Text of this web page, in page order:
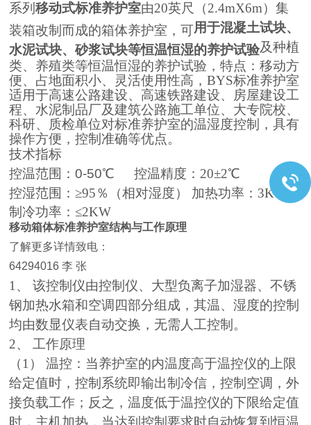
系列移动式标准养护室由20英尺（2.4mX6m）集
装箱改制而成的箱体养护室，可用于混凝土试块、
水泥试块、砂浆试块等恒温恒湿的养护试验及种植
类、养殖类等恒温恒湿的养护试验，特点：移动方
便、占地面积小、灵活使用性高，BYS标准养护室
适用于高速公路建设、高速铁路建设、房屋建设工
程、水泥制品厂及建筑公路施工单位、大专院校、
科研、质检单位对标准养护室的温湿度控制，具有
操作方便，控制准确等优点。
技术指标
控温范围：0-50℃
控温精度：20±2℃
控湿范围：≥95％（相对湿度） 加热功率：3KW
制冷功率：≤2KW
移动箱体标准养护室结构与工作原理
了解更多详情致电：
64294016 李 张
1、 该控制仪由控制仪、大型负离子加湿器、不锈
钢加热水箱和空调四部分组成，其温、湿度的控制
均由数显仪表自动交换，无需人工控制。
2、 工作原理
（1） 温控：当养护室的内温度高于温控仪的上限
给定值时，控制系统即输出制冷信，控制空调，外
接负载工作；反之，温度低于温控仪的下限给定值
时，主机加热，当达到控制要求时自动恢复到恒温